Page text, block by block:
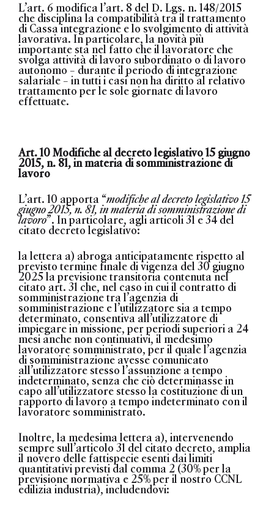
L’art. 6 modifica l’art. 8 del D. Lgs. n. 148/2015
che disciplina la compatibilità tra il trattamento
di Cassa integrazione e lo svolgimento di attività
lavorativa. In particolare, la novità più
importante sta nel fatto che il lavoratore che
svolga attività di lavoro subordinato o di lavoro
autonomo – durante il periodo di integrazione
salariale – in tutti i casi non ha diritto al relativo
trattamento per le sole giornate di lavoro
effettuate.
Art. 10 Modifiche al decreto legislativo 15 giugno
2015, n. 81, in materia di somministrazione di
lavoro
L’art. 10 apporta “modifiche al decreto legislativo 15
giugno 2015, n. 81, in materia di somministrazione di
lavoro”. In particolare, agli articoli 31 e 34 del
citato decreto legislativo:
la lettera a) abroga anticipatamente rispetto al
previsto termine finale di vigenza del 30 giugno
2025 la previsione transitoria contenuta nel
citato art. 31 che, nel caso in cui il contratto di
somministrazione tra l’agenzia di
somministrazione e l’utilizzatore sia a tempo
determinato, consentiva all’utilizzatore di
impiegare in missione, per periodi superiori a 24
mesi anche non continuativi, il medesimo
lavoratore somministrato, per il quale l’agenzia
di somministrazione avesse comunicato
all’utilizzatore stesso l’assunzione a tempo
indeterminato, senza che ciò determinasse in
capo all’utilizzatore stesso la costituzione di un
rapporto di lavoro a tempo indeterminato con il
lavoratore somministrato.
Inoltre, la medesima lettera a), intervenendo
sempre sull’articolo 31 del citato decreto, amplia
il novero delle fattispecie esenti dai limiti
quantitativi previsti dal comma 2 (30% per la
previsione normativa e 25% per il nostro CCNL
edilizia industria), includendovi: